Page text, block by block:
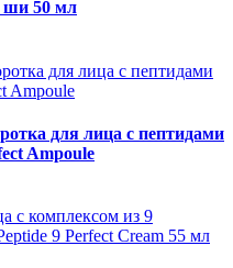
ши 50 мл
для лица с пептидами
Ampoule